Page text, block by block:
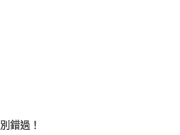
別錯過！